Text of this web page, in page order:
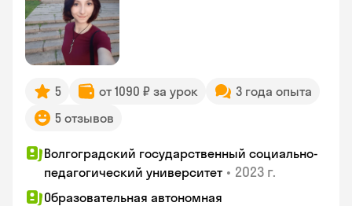
5 от 1090 ₽ за урок
3 года опыта
5 отзывов
Волгоградский государственный социально-
педагогический университет • 2023 г.
Образовательная автономная